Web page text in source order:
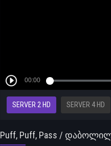
SERVER 2 HD SERVER 4 HD
Puff, Puff, Pass /